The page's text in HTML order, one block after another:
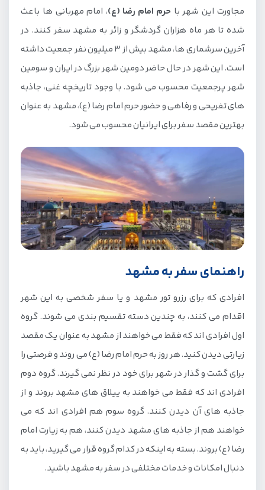
وسایل مورد نیاز برای سفر به مشهد
راهنمای رزرو هتل در مشهد
موقعیت جغرافیایی
ستاره ها و امکانات هتل
حمل و نقل در داخل مشهد چگونه است؟
تاکسی
مترو
هزینه سفر به مشهد چقدر است؟
راهنمای نوش جان کردن یک وعده غذا در
مهمانسرای حرم
در مشهد از چه جاهایی دیدن کنیم؟
چه سوغاتی در مشهد بخریم؟
بهترین رستوران های مشهد با غذای سالم
در مشهد از کجا خرید کنیم؟
مجاورت این شهر با حرم امام رضا (ع)، امام مهربانی ها باعث
شده تا هر ماه هزاران گردشگر و زائر به مشهد سفر کنند. در
آخرین سرشماری ها، مشهد بیش از 3 میلیون نفر جمعیت داشته
است. این شهر در حال حاضر دومین شهر بزرگ در ایران و سومین
شهر پرجمعیت محسوب می شود. با وجود تاریخچه غنی، جاذبه
های تفریحی و رفاهی و حضور حرم امام رضا (ع)، مشهد به عنوان
بهترین مقصد سفر برای ایرانیان محسوب می شود.
راهنمای سفر به مشهد
افرادی که برای رزرو تور مشهد و یا سفر شخصی به این شهر
اقدام می کنند، به چندین دسته تقسیم بندی می شوند. گروه
اول افرادی اند که فقط می خواهند از مشهد به عنوان یک مقصد
زیارتی دیدن کنید. هر روز به حرم امام رضا (ع) می روند و فرصتی را
برای گشت و گذار در شهر برای خود در نظر نمی گیرند. گروه دوم
افرادی اند که فقط می خواهند به ییلاق های مشهد بروند و از
جاذبه های آن دیدن کنند. گروه سوم هم افرادی اند که می
خواهند هم از جاذبه های مشهد دیدن کنند، هم به زیارت امام
رضا (ع) بروند. بسته به اینکه در کدام گروه قرار می گیرید، باید به
دنبال امکانات و خدمات مختلفی در سفر به مشهد باشید.